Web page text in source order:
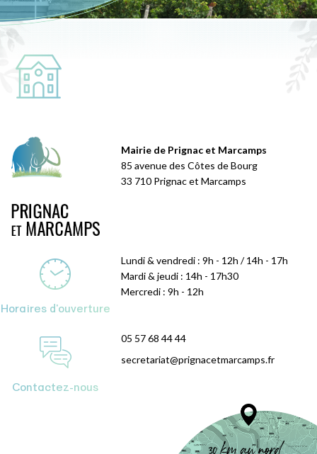
Mairie de Prignac et Marcamps
85 avenue des Côtes de Bourg
33 710 Prignac et Marcamps
Horaires d'ouverture
Lundi & vendredi : 9h - 12h / 14h - 17h
Mardi & jeudi : 14h - 17h30
Mercredi : 9h - 12h
Contactez-nous
05 57 68 44 44
secretariat@prignacetmarcamps.fr